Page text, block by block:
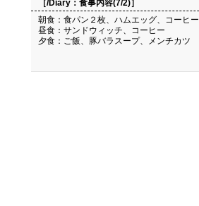
［/Diary： 食事内容(7/2)］
朝食：食パン２枚、ハムエッグ、コーヒー
昼食：サンドウィッチ、コーヒー
夕食：ご飯、豚バラスープ、メンチカツ